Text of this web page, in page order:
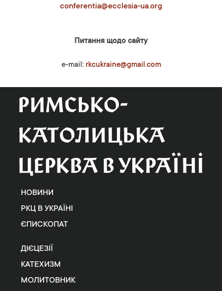
conferentia@ecclesia-ua.org
Питання щодо сайту
e-mail: rkcukraine@gmail.com
НОВИНИ
РКЦ В УКРАЇНІ
ЄПИСКОПАТ
ДІЄЦЕЗІЇ
КАТЕХИЗМ
МОЛИТОВНИК